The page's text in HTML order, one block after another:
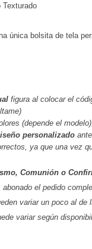
Texturado
única bolsita de tela
figura al colocar el
(depende el
personalizado
ya que una vez
Comunión o
el pedido
variar un poco al de
variar según